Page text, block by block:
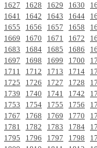
1627 1628 1629 1630
1641 1642 1643 1644
1655 1656 1657 1658
1669 1670 1671 1672
1683 1684 1685 1686
1697 1698 1699 1700
1711 1712 1713 1714
1725 1726 1727 1728
1739 1740 1741 1742
1753 1754 1755 1756
1767 1768 1769 1770
1781 1782 1783 1784
1795 1796 1797 1798